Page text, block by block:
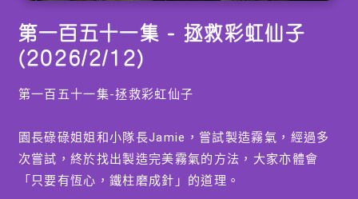
of
0
seconds
第一百五十一集 - 拯救彩虹仙子
(2026/2/12)
第一百五十一集-拯救彩虹仙子
園長碌碌姐姐和小隊長Jamie，嘗試製造霧氣，經過多
次嘗試，終於找出製造完美霧氣的方法，大家亦體會
「只要有恆心，鐵柱磨成針」的道理。